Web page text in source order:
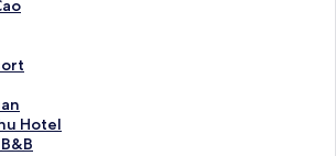
Hotel